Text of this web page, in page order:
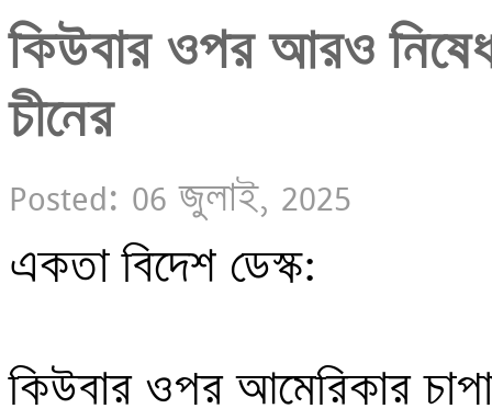
কিউবার ওপর আরও
চীনের
Posted: 06 জুলাই, 2025
একতা বিদেশ ডেস্ক:
কিউবার ওপর আমেরিকার